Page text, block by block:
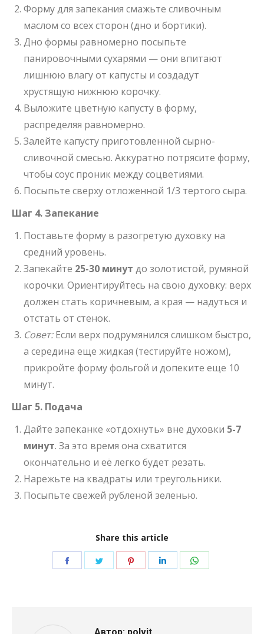
Форму для запекания смажьте сливочным
маслом со всех сторон (дно и бортики).
Дно формы равномерно посыпьте
панировочными сухарями — они впитают
лишнюю влагу от капусты и создадут
хрустящую нижнюю корочку.
Выложите цветную капусту в форму,
распределяя равномерно.
Залейте капусту приготовленной сырно-
сливочной смесью. Аккуратно потрясите форму,
чтобы соус проник между соцветиями.
Посыпьте сверху отложенной 1/3 тертого сыра.
Шаг 4. Запекание
Поставьте форму в разогретую духовку на
средний уровень.
Запекайте 25-30 минут до золотистой, румяной
корочки. Ориентируйтесь на свою духовку: верх
должен стать коричневым, а края — надуться и
отстать от стенок.
Совет:Если верх подрумянился слишком быстро,
а середина еще жидкая (тестируйте ножом),
прикройте форму фольгой и допеките еще 10
минут.
Шаг 5. Подача
Дайте запеканке «отдохнуть» вне духовки 5-7
минут. За это время она схватится
окончательно и её легко будет резать.
Нарежьте на квадраты или треугольники.
Посыпьте свежей рубленой зеленью.
Share this article
ПоделитьсяПоделитьсяПоделитьсяПоделиться